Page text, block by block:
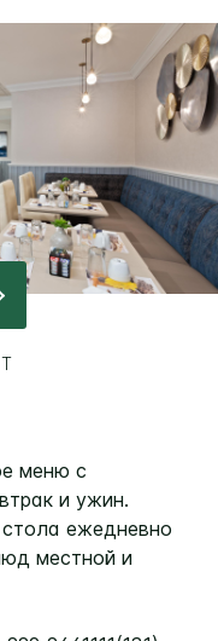
меню с
и ужин.
ежедневно
местной и